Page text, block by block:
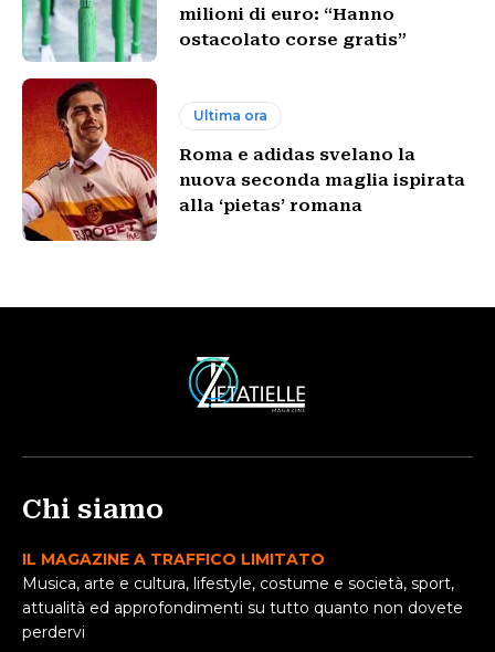
milioni di euro: “Hanno
ostacolato corse gratis”
Ultima ora
Roma e adidas svelano la
nuova seconda maglia ispirata
alla ‘pietas’ romana
Chi siamo
IL MAGAZINE A TRAFFICO LIMITATO
Musica, arte e cultura, lifestyle, costume e società, sport,
attualità ed approfondimenti su tutto quanto non dovete
perdervi